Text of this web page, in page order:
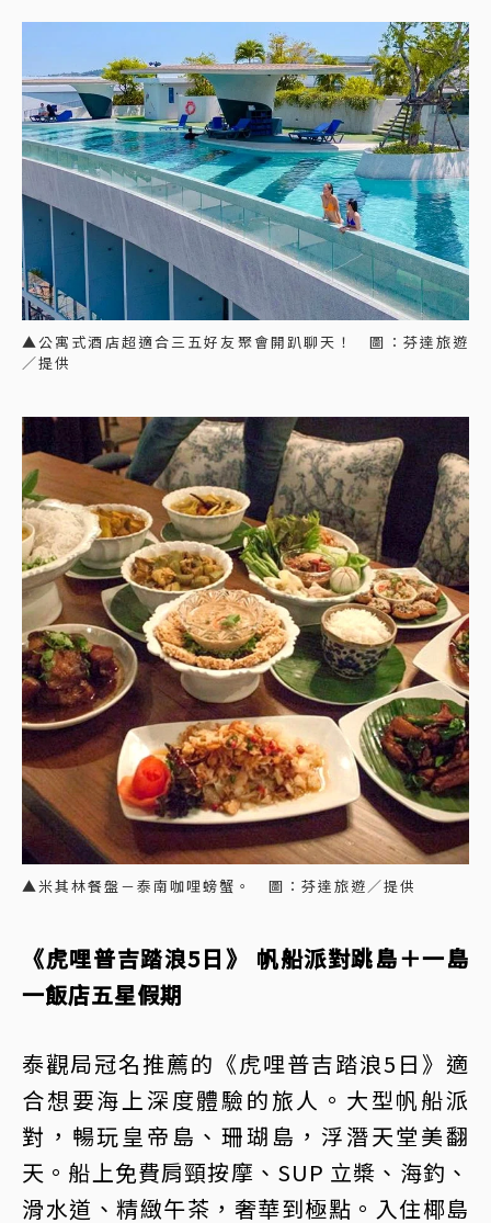
▲公寓式酒店超適合三五好友聚會開趴聊天！ 圖：芬達旅遊
／提供
▲米其林餐盤－泰南咖哩螃蟹。 圖：芬達旅遊／提供
《虎哩普吉踏浪5日》 帆船派對跳島＋一島
一飯店五星假期
泰觀局冠名推薦的《虎哩普吉踏浪5日》適
合想要海上深度體驗的旅人。大型帆船派
對，暢玩皇帝島、珊瑚島，浮潛天堂美翻
天。船上免費肩頸按摩、SUP 立槳、海釣、
滑水道、精緻午茶，奢華到極點。入住椰島